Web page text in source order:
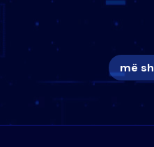
nëna dhe fëmijët
nuk i mban dot
më